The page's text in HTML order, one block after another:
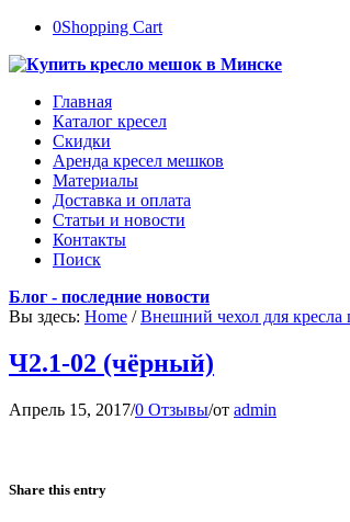
0Shopping Cart
Главная
Каталог кресел
Скидки
Аренда кресел мешков
Материалы
Доставка и оплата
Статьи и новости
Контакты
Поиск
Блог - последние новости
Вы здесь: Home / Внешний чехол для
Ч2.1-02 (чёрный)
Апрель 15, 2017/0 Отзывы/от admin
Share this entry